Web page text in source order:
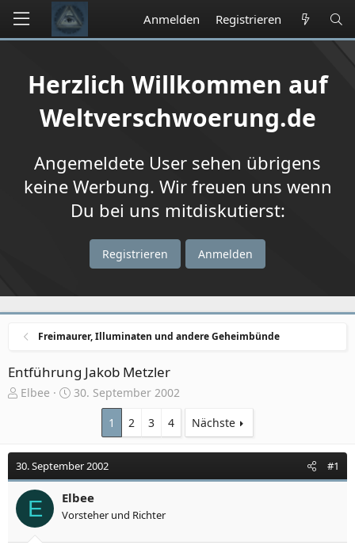
Anmelden Registrieren
Herzlich Willkommen auf
Weltverschwoerung.de
Angemeldete User sehen übrigens
keine Werbung. Wir freuen uns wenn
Du bei uns mitdiskutierst:
Registrieren Anmelden
Freimaurer, Illuminaten und andere Geheimbünde
Entführung Jakob Metzler
E
e
l
l
e
Elbee
E
e
l
l
t
a
30. September 2002
1
2 3 4 Nächste
30. September 2002 #1
E Elbee
Vorsteher und Richter